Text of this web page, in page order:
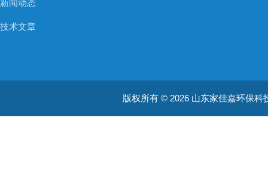
新闻动态
技术文章
版权所有 © 2026 山东家佳嘉环保